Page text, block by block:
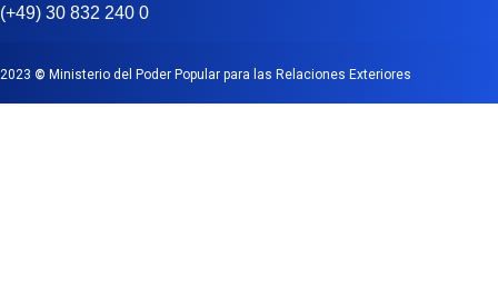
(+49) 30 832 240 0
2023 © Ministerio del Poder Popular para las Relaciones Exteriores